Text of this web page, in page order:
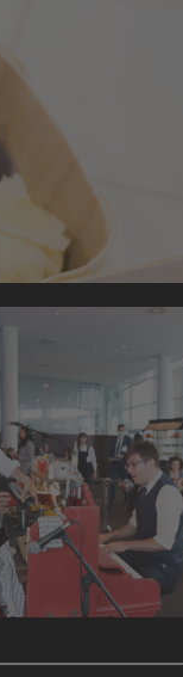
con party para 6.000
Week
especial para